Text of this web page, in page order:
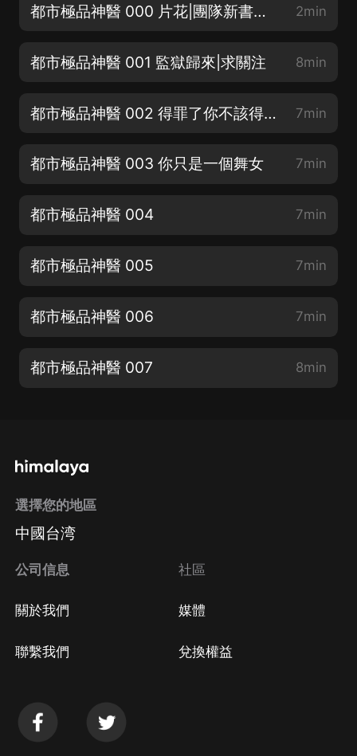
都市極品神醫 000 片花|團隊新書上架 2min
都市極品神醫 001 監獄歸來|求關注 8min
都市極品神醫 002 得罪了你不該得罪的人|求點讚 7min
都市極品神醫 003 你只是一個舞女 7min
都市極品神醫 004 7min
都市極品神醫 005 7min
都市極品神醫 006 7min
都市極品神醫 007 8min
選擇您的地區
中國台湾
公司信息
關於我們
聯繫我們
社區
媒體
兌換權益